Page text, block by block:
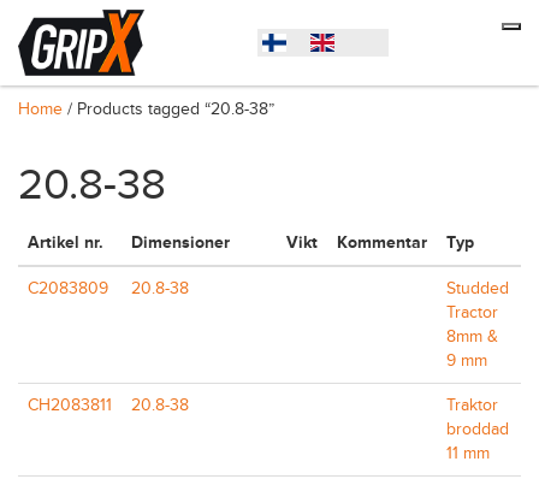
Home / Products tagged “20.8-38”
20.8-38
Artikel nr. Dimensioner Vikt Kommentar Typ
C2083809 20.8-38
Studded
Tractor
8mm &
9 mm
CH2083811 20.8-38
Traktor
broddad
11 mm